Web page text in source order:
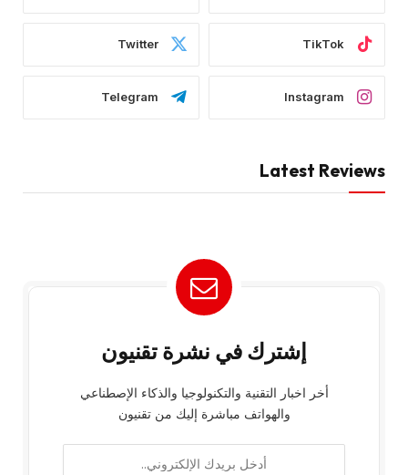
TikTok
Twitter
Instagram
Telegram
Latest Reviews
إشترك في نشرة تقنيون
أخر اخبار التقنية والتكنولوجيا والذكاء الإصطناعي
والهواتف مباشرة إليك من تقنيون